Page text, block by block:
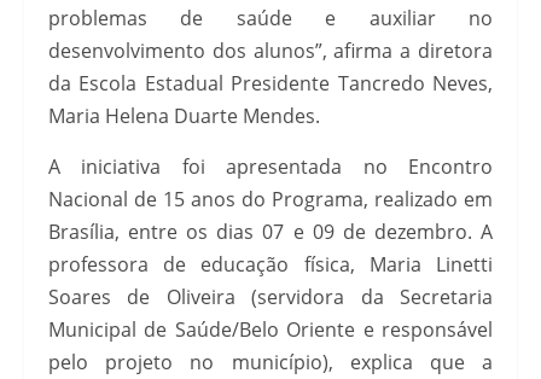
problemas de saúde e auxiliar no
desenvolvimento dos alunos”, afirma a diretora
da Escola Estadual Presidente Tancredo Neves,
Maria Helena Duarte Mendes.
A iniciativa foi apresentada no Encontro
Nacional de 15 anos do Programa, realizado em
Brasília, entre os dias 07 e 09 de dezembro. A
professora de educação física, Maria Linetti
Soares de Oliveira (servidora da Secretaria
Municipal de Saúde/Belo Oriente e responsável
pelo projeto no município), explica que a